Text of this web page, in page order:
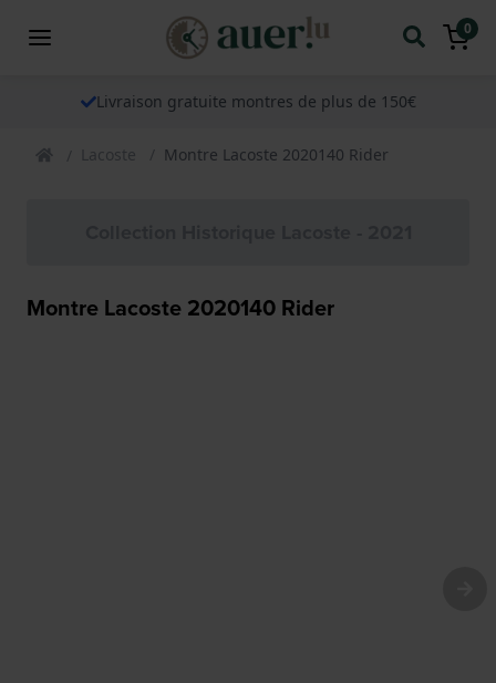
0
Livraison gratuite montres de plus de 150€
Lacoste Montre Lacoste 2020140 Rider
Montre Lacoste 2020140 Rider